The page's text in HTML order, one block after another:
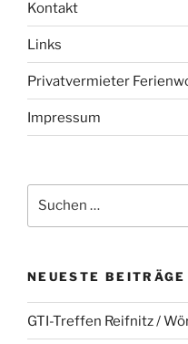
Kontakt
Links
Privatvermieter
Impressum
nach:
NEUESTE BEITRÄGE
GTI-Treffen Reifnitz /